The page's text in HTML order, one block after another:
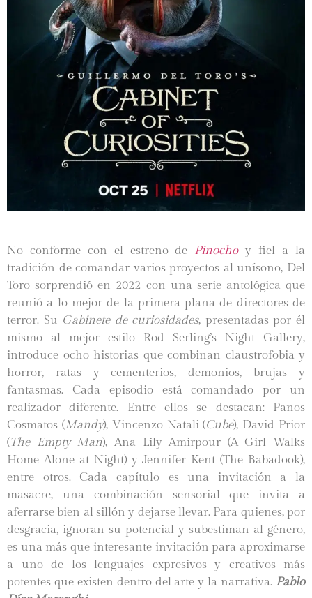
No conforme con el estreno de Pinocho y fiel a la
tradición de comandar varios proyectos al unísono, Del
Toro sorprendió en 2022 con una serie antológica que
reunió a lo mejor de la primera plana de directores de
terror. Su Gabinete de curiosidades, presentadas por él
mismo al mejor estilo Rod Serling’s Night Gallery,
introduce ocho historias que combinan claustrofobia y
horror, ratas y cementerios, demonios, brujas y
fantasmas. Cada episodio está comandado por un
realizador diferente. Entre ellos se destacan: Panos
Cosmatos (Mandy), Vincenzo Natali (Cube), David Prior
(The Empty Man), Ana Lily Amirpour (A Girl Walks
Home Alone at Night) y Jennifer Kent (The Babadook),
entre otros. Cada capítulo es una invitación a la
masacre, una combinación sensorial que invita a
aferrarse bien al sillón y dejarse llevar. Para quienes, por
desgracia, ignoran su potencial y subestiman al género,
es una más que interesante invitación para aproximarse
a uno de los lenguajes expresivos y creativos más
potentes que existen dentro del arte y la narrativa. Pablo